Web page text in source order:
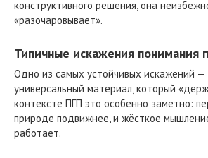
конструктивного решения, она
«разочаровывает».
Типичные искажения понимания
Одно из самых устойчивых искажений —
универсальный материал, который
контексте ПГП это особенно заметно:
природе подвижнее, и жёсткое
работает.